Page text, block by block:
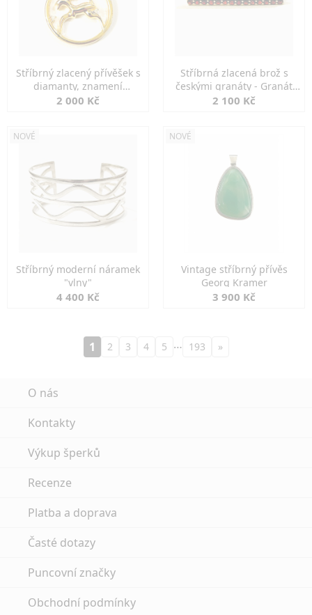
Stříbrný zlacený přívěšek s
diamanty, znamení
KOZOROH
2 000 Kč
Stříbrná zlacená brož s
českými granáty - Granát
Turnov
2 100 Kč
NOVÉ
Stříbrný moderní náramek
"vlny"
4 400 Kč
NOVÉ
Vintage stříbrný přívěs
Georg Kramer
3 900 Kč
1 2 3 4 5 … 193 »
O nás
Kontakty
Výkup šperků
Recenze
Platba a doprava
Časté dotazy
Puncovní značky
Obchodní podmínky